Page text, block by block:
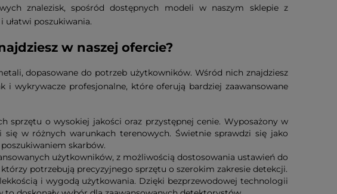
znalezisk, spośród dostępnych modeli w naszym sklepie z
ułatwi poszukiwania.
w naszej ofercie?
dopasowane do potrzeb użytkowników. Wśród nich znajdziesz
wykrywacze profesjonalne, które oferują bardziej zaawansowane
sprzętu o wysokiej jakości oraz przystępnej cenie. Wyposażony w
w różnych warunkach terenowych. Świetnie sprawdzi się jako
skarbów.
użytkowników, z możliwością dostosowania ustawień do
potrzebują precyzyjnego sprzętu o szerokim zakresie detekcji.
i wygodą użytkowania. Dzięki bezprzewodowej technologii